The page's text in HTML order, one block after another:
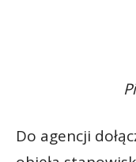
Do agencji